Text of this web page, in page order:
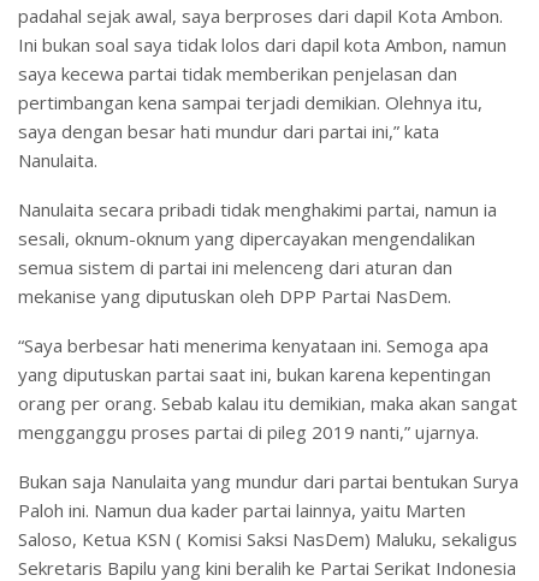
padahal sejak awal, saya berproses dari dapil Kota Ambon.
Ini bukan soal saya tidak lolos dari dapil kota Ambon, namun
saya kecewa partai tidak memberikan penjelasan dan
pertimbangan kena sampai terjadi demikian. Olehnya itu,
saya dengan besar hati mundur dari partai ini,” kata
Nanulaita.
Nanulaita secara pribadi tidak menghakimi partai, namun ia
sesali, oknum-oknum yang dipercayakan mengendalikan
semua sistem di partai ini melenceng dari aturan dan
mekanise yang diputuskan oleh DPP Partai NasDem.
“Saya berbesar hati menerima kenyataan ini. Semoga apa
yang diputuskan partai saat ini, bukan karena kepentingan
orang per orang. Sebab kalau itu demikian, maka akan sangat
mengganggu proses partai di pileg 2019 nanti,” ujarnya.
Bukan saja Nanulaita yang mundur dari partai bentukan Surya
Paloh ini. Namun dua kader partai lainnya, yaitu Marten
Saloso, Ketua KSN ( Komisi Saksi NasDem) Maluku, sekaligus
Sekretaris Bapilu yang kini beralih ke Partai Serikat Indonesia